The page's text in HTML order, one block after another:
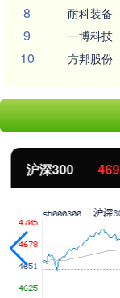
8 耐科装备
9 一博科技
10 方邦股份
北证50